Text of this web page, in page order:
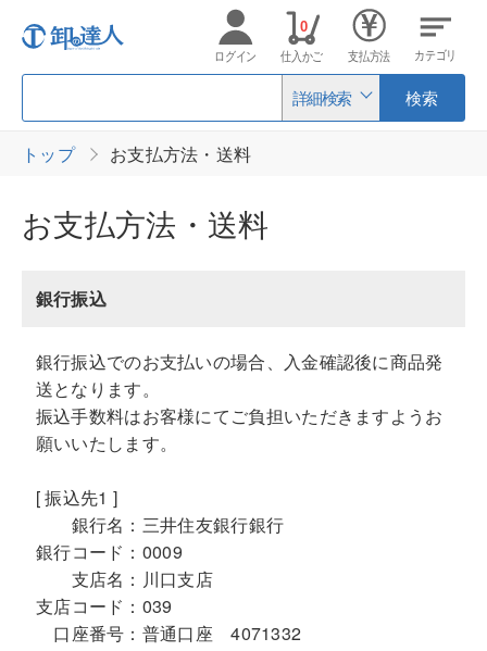
詳細検索 検索
ログイン 仕入かご
0
支払方法 カテゴリ
トップ お支払方法・送料
お支払方法・送料
銀行振込
銀行振込でのお支払いの場合、入金確認後に商品発
送となります。
振込手数料はお客様にてご負担いただきますようお
願いいたします。
[ 振込先1 ]
銀行名： 三井住友銀行銀行
銀行コード： 0009
支店名： 川口支店
支店コード： 039
口座番号： 普通口座 4071332